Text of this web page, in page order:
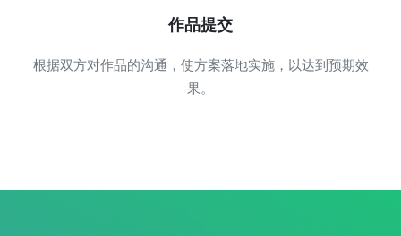
作品提交
根据双方对作品的沟通，使方案落地实施，以达到预期效
果。